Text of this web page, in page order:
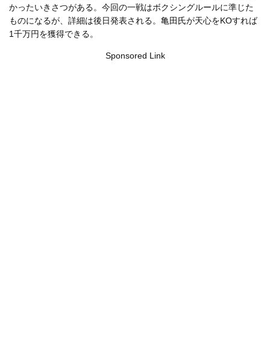
かったいきさつがある。今回の一戦はボクシングルールに準じた
ものになるが、詳細は後日発表される。亀田氏が天心をKOすれば
1千万円を獲得できる。
Sponsored Link